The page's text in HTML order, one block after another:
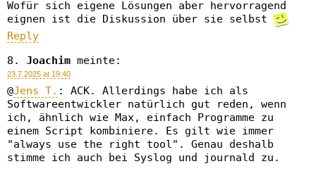
Wofür sich eigene Lösungen aber hervorragend
eignen ist die Diskussion über sie selbst
Reply
Joachim meinte:
23.7.2025 at 19:40
@Jens T. : ACK. Allerdings habe ich als
Softwareentwickler natürlich gut reden, wenn
ich, ähnlich wie Max, einfach Programme zu
einem Script kombiniere. Es gilt wie immer
"always use the right tool". Genau deshalb
stimme ich auch bei Syslog und journald zu.